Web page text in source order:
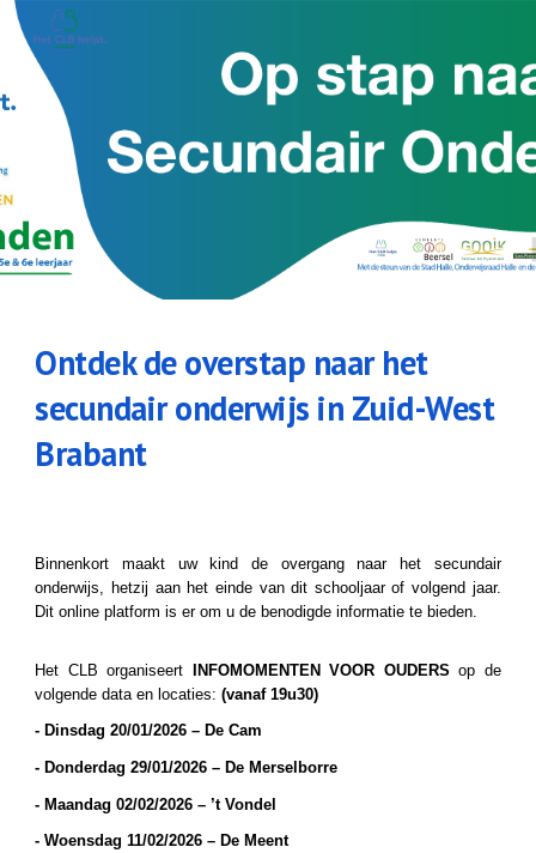
Skip to main content
Ontdek de overstap naar het
secundair onderwijs in Zuid-West
Brabant
Binnenkort maakt uw kind de overgang naar het secundair
onderwijs, hetzij aan het einde van dit schooljaar of volgend jaar.
Dit online platform is er om u de benodigde informatie te bieden.
Het CLB organiseert INFOMOMENTEN VOOR OUDERS op de
volgende data en locaties:(vanaf 19u30)
- Dinsdag 20/01/2026 – De Cam
- Donderdag 29/01/2026 – De Merselborre
- Maandag 02/02/2026 – ’t Vondel
- Woensdag 11/02/2026 – De Meent